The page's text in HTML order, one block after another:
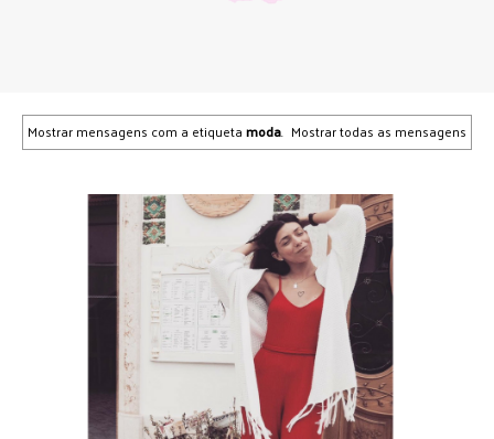
Mostrar mensagens com a etiquetamoda. Mostrar todas as mensagens